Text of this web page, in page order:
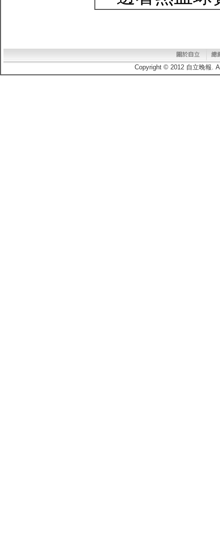
Copyright © 2012 自立晚報.